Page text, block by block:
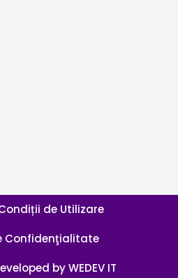
de Utilizare
by WEDEV IT
Confidenţialitate